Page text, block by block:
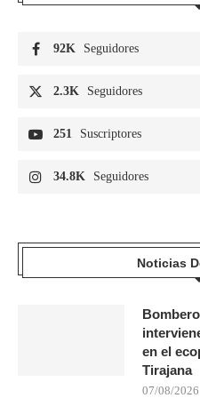
92K Seguidores
2.3K Seguidores
251 Suscriptores
34.8K Seguidores
Noticias
en el
Tirajana
07/08/2026